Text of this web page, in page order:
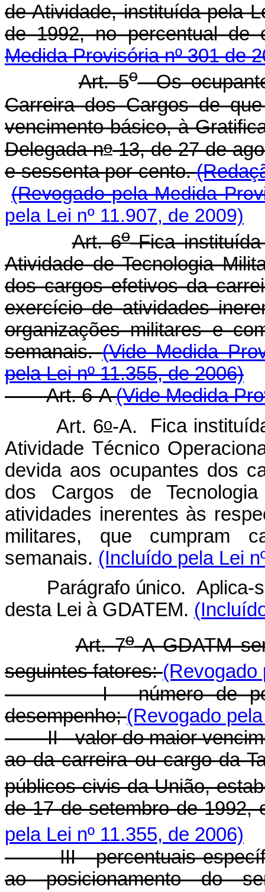
de Atividade, instituída pela
de 1992, no percentual
Medida Provisória nº 301 de
Art. 5oOs
Carreira dos Cargos de
vencimento básico, à
Delegada no13, de 27 de
e sessenta por cento.
(Revogado pela Medida
pela Lei nº 11.907, de 2009)
Art. 6oFica
Atividade de Tecnologia
dos cargos efetivos da
exercício de atividades
organizações militares e
semanais.(Vide Medida
pela Lei nº 11.355, de 2006)
Art. 6-A(Vide Medida
Art. 6o-A. Fica
Atividade Técnico
devida aos ocupantes dos
dos Cargos de
atividades inerentes às
militares, que cumpram
semanais. (Incluído pela Lei
Parágrafo único. Aplica-se
desta Lei à GDATEM.
Art. 7oA GDATM
seguintes fatores:(Revogado
I - número de pontos
desempenho;(Revogado
II - valor do maior
ao da carreira ou cargo da
públicos civis da União,
de 17 de setembro de 1992,
pela Lei nº 11.355, de 2006)
III - percentuais
ao posicionamento do